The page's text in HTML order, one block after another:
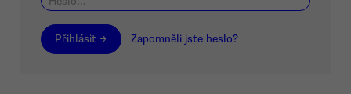
Přihlásit → Zapomněli jste heslo?